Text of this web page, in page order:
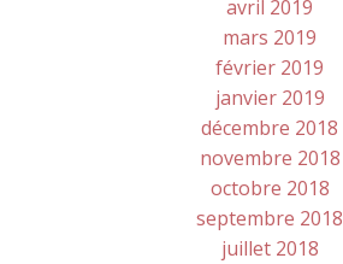
avril 2019
mars 2019
février 2019
janvier 2019
décembre 2018
novembre 2018
octobre 2018
septembre 2018
juillet 2018